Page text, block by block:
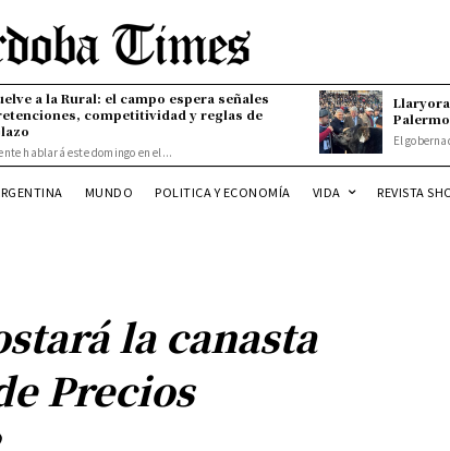
a la Rural: el campo espera señales
competitividad y reglas de
hablará este domingo en el...
El
MUNDO POLITICA Y ECONOMÍA VIDA REVISTA
la canasta
Precios